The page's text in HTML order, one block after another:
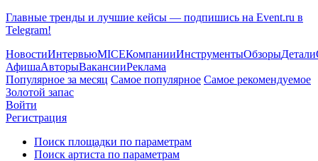
Главные тренды и лучшие кейсы — подпишись на Event.ru в
Telegram!
НовостиИнтервьюMICEКомпанииИнструментыОбзорыДетали
АфишаАвторыВакансииРеклама
Популярное за месяц Самое популярное Самое рекомендуемое
Золотой запас
Войти
Регистрация
Поиск площадки по параметрам
Поиск артиста по параметрам